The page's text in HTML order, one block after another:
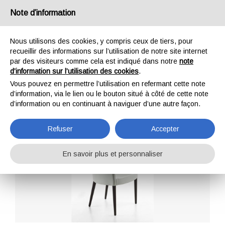
Rome
Home Fauteuils Rome
Note d’information
Nous utilisons des cookies, y compris ceux de tiers, pour
recueillir des informations sur l’utilisation de notre site internet
par des visiteurs comme cela est indiqué dans notre note
d’information sur l’utilisation des cookies.
Vous pouvez en permettre l’utilisation en refermant cette note
d’information, via le lien ou le bouton situé à côté de cette note
d’information ou en continuant à naviguer d’une autre façon.
Refuser Accepter
En savoir plus et personnaliser